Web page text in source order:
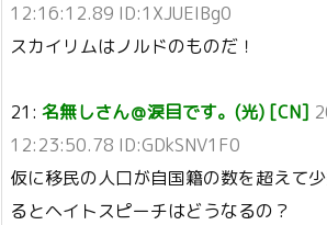
12:16:12.89 ID:1XJUEIBg0
スカイリムはノルドのものだ！
21: 名無しさん＠涙目です。(光) [CN]
12:23:50.78 ID:GDkSNV1F0
仮に移民の人口が自国籍の数を超えて
るとヘイトスピーチはどうなるの？